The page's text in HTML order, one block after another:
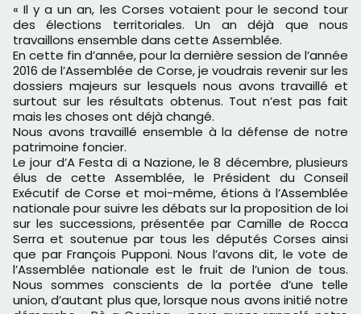
« Il y a un an, les Corses votaient pour le second tour
des élections territoriales. Un an déjà que nous
travaillons ensemble dans cette Assemblée.
En cette fin d’année, pour la dernière session de l’année
2016 de l’Assemblée de Corse, je voudrais revenir sur les
dossiers majeurs sur lesquels nous avons travaillé et
surtout sur les résultats obtenus. Tout n’est pas fait
mais les choses ont déjà changé.
Nous avons travaillé ensemble à la défense de notre
patrimoine foncier.
Le jour d’A Festa di a Nazione, le 8 décembre, plusieurs
élus de cette Assemblée, le Président du Conseil
Exécutif de Corse et moi-même, étions à l’Assemblée
nationale pour suivre les débats sur la proposition de loi
sur les successions, présentée par Camille de Rocca
Serra et soutenue par tous les députés Corses ainsi
que par François Pupponi. Nous l’avons dit, le vote de
l’Assemblée nationale est le fruit de l’union de tous.
Nous sommes conscients de la portée d’une telle
union, d’autant plus que, lorsque nous avons initié notre